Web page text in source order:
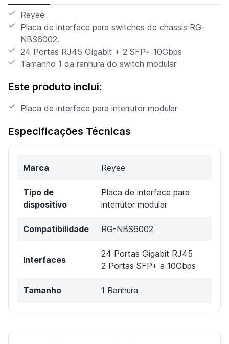
Reyee
Placa de interface para switches de chassis RG-
NBS6002.
24 Portas RJ45 Gigabit + 2 SFP+ 10Gbps
Tamanho 1 da ranhura do switch modular
Este produto inclui:
Placa de interface para interrutor modular
Especificações Técnicas
Marca Reyee
Tipo de
dispositivo
Placa de interface para
interrutor modular
Compatibilidade RG-NBS6002
Interfaces
24 Portas Gigabit RJ45
2 Portas SFP+ a 10Gbps
Tamanho 1 Ranhura